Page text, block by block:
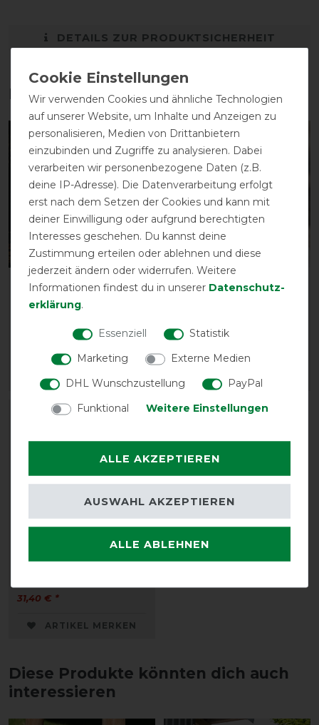
DETAILS ZUR PRODUKTSICHERHEIT
Das perfekte Zubehör für dich
-10%
Back on Track
Stalldecke Rime Mia
vorher 259,85 €
233,90 € *
ARTIKEL MERKEN
-10%
Back on Track
vorher 49,85 €
ARTIKEL MERKEN
Back on Track Brustgurt
31,40 € *
ARTIKEL MERKEN
Diese Produkte könnten dich auch
interessieren
Wir verwenden Cookies und ähnliche Technologien
auf unserer Website, um Inhalte und Anzeigen zu
personalisieren, Medien von Drittanbietern
einzubinden und Zugriffe zu analysieren. Dabei
verarbeiten wir personenbezogene Daten (z.B.
deine IP-Adresse). Die Datenverarbeitung erfolgt
erst nach dem Setzen der Cookies und kann mit
deiner Einwilligung oder aufgrund berechtigten
Interesses geschehen. Du kannst deine
Zustimmung erteilen oder ablehnen und diese
jederzeit ändern oder widerrufen. Weitere
Informationen findest du in unserer Daten­schutz­
erklärung.
Essenziell
Statistik
Marketing
Externe Medien
DHL Wunschzustellung
PayPal
Funktional
Weitere Einstellungen
ALLE AKZEPTIEREN
ALLE ABLEHNEN
AUSWAHL AKZEPTIEREN